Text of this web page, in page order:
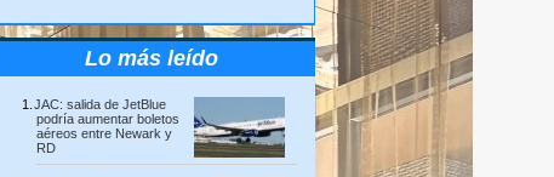
Lo más leído
JAC: salida de JetBlue
podría aumentar boletos
aéreos entre Newark y
RD